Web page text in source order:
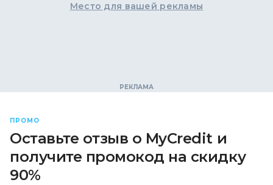
Место для вашей рекламы
ПРОМО
Оставьте отзыв о MyCredit и
получите промокод на скидку
90%